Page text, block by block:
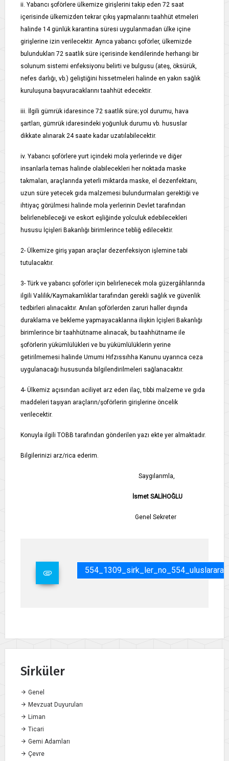
ii. Yabancı şoförlere ülkemize girişlerini takip eden 72 saat
içerisinde ülkemizden tekrar çıkış yapmalarını taahhüt etmeleri
halinde 14 günlük karantina süresi uygulanmadan ülke içine
girişlerine izin verilecektir. Ayrıca yabancı şoförler, ülkemizde
bulundukları 72 saatlik süre içerisinde kendilerinde herhangi bir
solunum sistemi enfeksiyonu belirti ve bulgusu (ateş, öksürük,
nefes darlığı, vb.) geliştiğini hissetmeleri halinde en yakın sağlık
kuruluşuna başvuracaklarını taahhüt edecektir.
iii. İlgili gümrük idaresince 72 saatlik süre; yol durumu, hava
şartları, gümrük idaresindeki yoğunluk durumu vb. hususlar
dikkate alınarak 24 saate kadar uzatılabilecektir.
iv. Yabancı şoförlere yurt içindeki mola yerlerinde ve diğer
insanlarla temas halinde olabilecekleri her noktada maske
takmaları, araçlarında yeterli miktarda maske, el dezenfektanı,
uzun süre yetecek gıda malzemesi bulundurmaları gerektiği ve
ihtiyaç görülmesi halinde mola yerlerinin Devlet tarafından
belirlenebileceği ve eskort eşliğinde yolculuk edebilecekleri
hususu İçişleri Bakanlığı birimlerince tebliğ edilecektir.
2- Ülkemize giriş yapan araçlar dezenfeksiyon işlemine tabi
tutulacaktır.
3- Türk ve yabancı şoförler için belirlenecek mola güzergâhlarında
ilgili Valilik/Kaymakamlıklar tarafından gerekli sağlık ve güvenlik
tedbirleri alınacaktır. Anılan şoförlerden zaruri haller dışında
duraklama ve bekleme yapmayacaklarına ilişkin İçişleri Bakanlığı
birimlerince bir taahhütname alınacak, bu taahhütname ile
şoförlerin yükümlülükleri ve bu yükümlülüklerin yerine
getirilmemesi halinde Umumi Hıfzıssıhha Kanunu uyarınca ceza
uygulanacağı hususunda bilgilendirilmeleri sağlanacaktır.
4- Ülkemiz açısından aciliyet arz eden ilaç, tıbbi malzeme ve gıda
maddeleri taşıyan araçların/şoförlerin girişlerine öncelik
verilecektir.
Konuyla ilgili TOBB tarafından gönderilen yazı ekte yer almaktadır.
Bilgilerinizi arz/rica ederim.
Saygılarımla,
İsmet SALİHOĞLU
Genel Sekreter
Sirküler
Genel
Mevzuat Duyuruları
Liman
Ticari
Gemi Adamları
Çevre